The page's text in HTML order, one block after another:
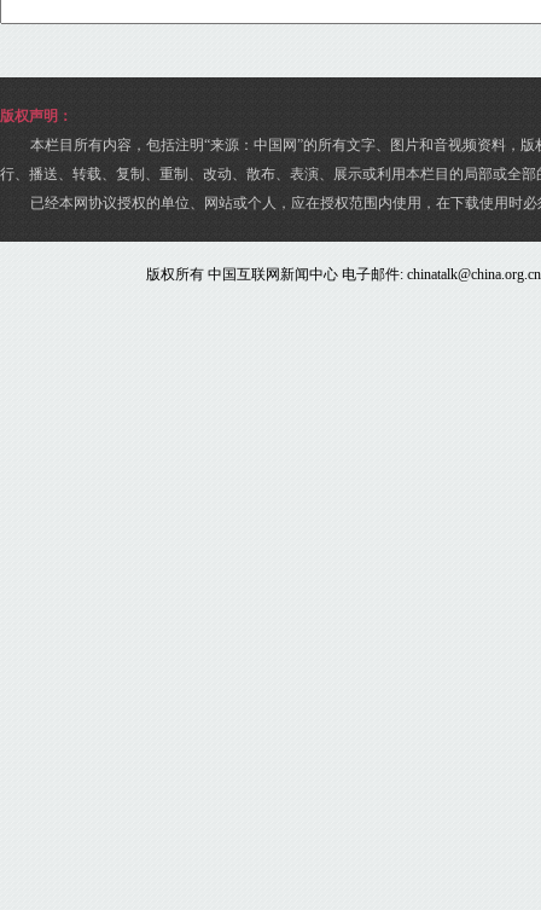
版权声明：
本栏目所有内容，包括注明“来源：中国网”的所有文字、图片和音视频资料，
行、播送、转载、复制、重制、改动、散布、表演、展示或利用本栏目的局部或全
已经本网协议授权的单位、网站或个人，应在授权范围内使用，在下载使用时
版权所有 中国互联网新闻中心 电子邮件: